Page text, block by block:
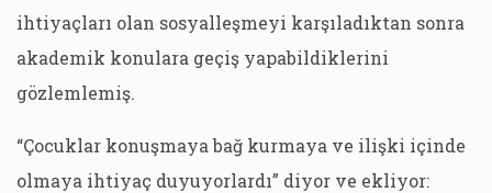
ihtiyaçları olan sosyalleşmeyi karşıladıktan sonra
akademik konulara geçiş yapabildiklerini
gözlemlemiş.
“Çocuklar konuşmaya bağ kurmaya ve ilişki içinde
olmaya ihtiyaç duyuyorlardı” diyor ve ekliyor: